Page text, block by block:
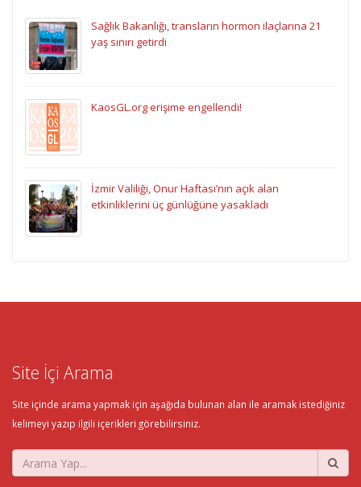
Sağlık Bakanlığı, transların hormon ilaçlarına 21
yaş sınırı getirdi
KaosGL.org erişime engellendi!
İzmir Valiliği, Onur Haftası’nın açık alan
etkinliklerini üç günlüğüne yasakladı
Site İçi Arama
Site içinde arama yapmak için aşağıda bulunan alan ile aramak istediğiniz
kelimeyi yazıp ilgili içerikleri görebilirsiniz.